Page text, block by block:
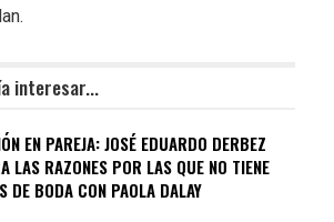
interesar...
EN PAREJA: JOSÉ EDUARDO DERBEZ
LAS RAZONES POR LAS QUE NO TIENE
DE BODA CON PAOLA DALAY